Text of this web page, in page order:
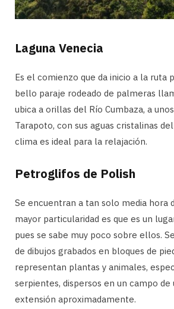
Laguna Venecia
Es el comienzo que da inicio a la ruta
bello paraje rodeado de palmeras
ubica a orillas del Río Cumbaza, a
Tarapoto, con sus aguas cristalinas
clima es ideal para la relajación.
Petroglifos de Polish
Se encuentran a tan solo media hora
mayor particularidad es que es un
pues se sabe muy poco sobre ellos.
de dibujos grabados en bloques de
representan plantas y animales,
serpientes, dispersos en un campo de
extensión aproximadamente.